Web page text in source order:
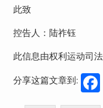
此致
控告人：陆祚钰
此信息由权利运动司
分享这篇文章到: